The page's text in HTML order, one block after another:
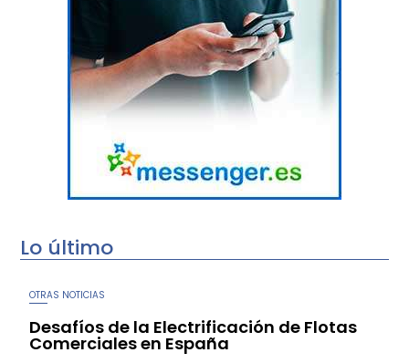
Lo último
OTRAS NOTICIAS
Desafíos de la Electrificación de Flotas
Comerciales en España